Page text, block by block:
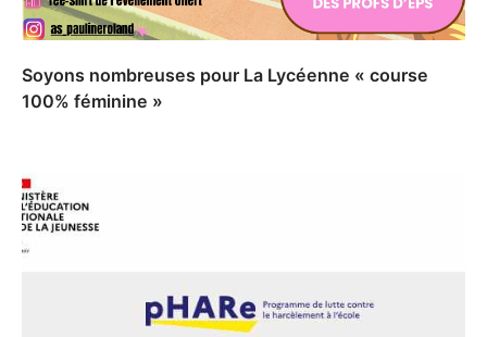
Soyons nombreuses pour La Lycéenne « course
100% féminine »